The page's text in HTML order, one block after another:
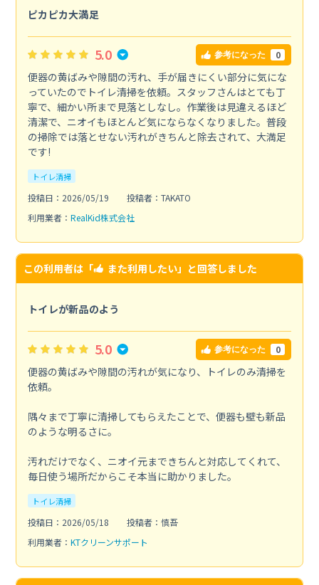
ピカピカ大満足
5.0 参考になった 0
便器の黄ばみや隙間の汚れ、手が届きにくい部分に気にな
っていたのでトイレ清掃を依頼。スタッフさんはとても丁
寧で、細かい所まで見落としなし。作業後は見違えるほど
清潔で、ニオイもほとんど気にならなくなりました。普段
の掃除では落とせない汚れがきちんと除去されて、大満足
です!
トイレ清掃
投稿日：2026/05/19
投稿者：TAKATO
利用業者： RealKid株式会社
この利用者は「 また利用したい」と回答しました
トイレが新品のよう
5.0 参考になった 0
便器の黄ばみや隙間の汚れが気になり、トイレのみ清掃を
依頼。
隅々まで丁寧に清掃してもらえたことで、便器も壁も新品
のような明るさに。
汚れだけでなく、ニオイ元まできちんと対応してくれて、
毎日使う場所だからこそ本当に助かりました。
トイレ清掃
投稿日：2026/05/18
投稿者：慎吾
利用業者： KTクリーンサポート